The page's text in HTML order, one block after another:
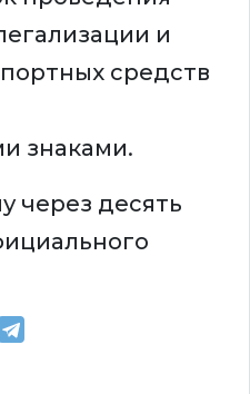
и
средств
знаками.
через десять